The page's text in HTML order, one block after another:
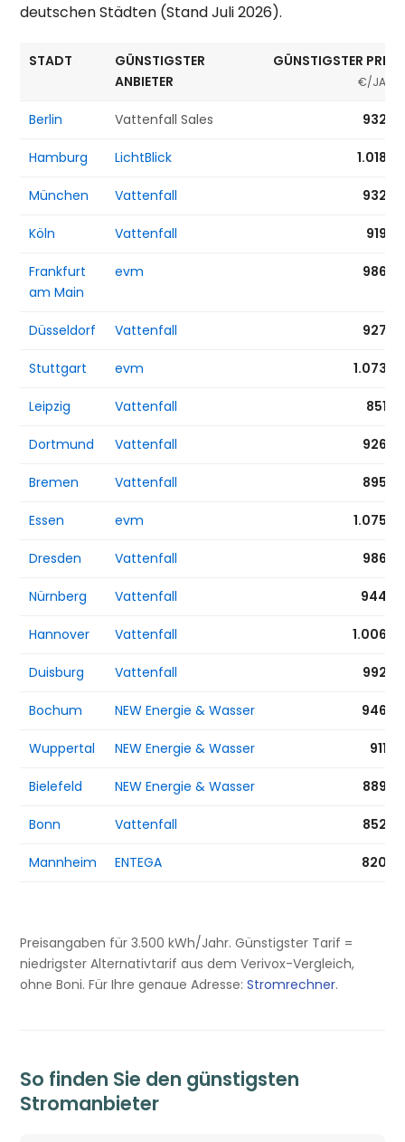
deutschen Städten (Stand Juli 2026).
STADT
GÜNSTIGSTER
ANBIETER
GÜNSTIGSTER PREIS
€/JAHR
Berlin Vattenfall Sales 932 €
Hamburg LichtBlick 1.018 €
München Vattenfall 932 €
Köln Vattenfall 919 €
Frankfurt
am Main
evm 986 €
Düsseldorf Vattenfall 927 €
Stuttgart evm 1.073 €
Leipzig Vattenfall 851 €
Dortmund Vattenfall 926 €
Bremen Vattenfall 895 €
Essen evm 1.075 €
Dresden Vattenfall 986 €
Nürnberg Vattenfall 944 €
Hannover Vattenfall 1.006 €
Duisburg Vattenfall 992 €
Bochum NEW Energie & Wasser 946 €
Wuppertal NEW Energie & Wasser 911 €
Bielefeld NEW Energie & Wasser 889 €
Bonn Vattenfall 852 €
Mannheim ENTEGA 820 €
Preisangaben für 3.500 kWh/Jahr. Günstigster Tarif =
niedrigster Alternativtarif aus dem Verivox-Vergleich,
ohne Boni. Für Ihre genaue Adresse:Stromrechner.
So finden Sie den günstigsten
Stromanbieter